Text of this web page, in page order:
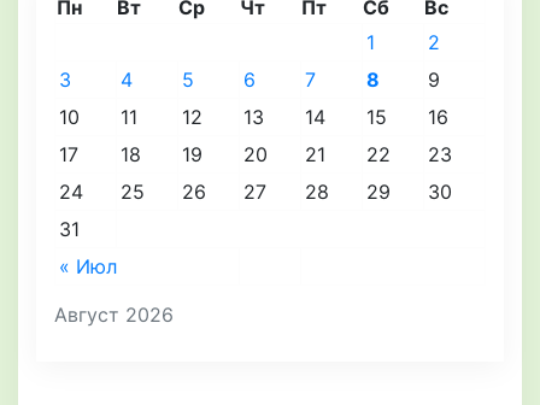
Август 2026
Пн Вт Ср Чт Пт Сб Вс
« Июл
1
2
3
4 5 6 7 8
9
10
11 12 13 14 15
16
17
18 19 20 21 22
23
24
25 26 27 28 29
30
31